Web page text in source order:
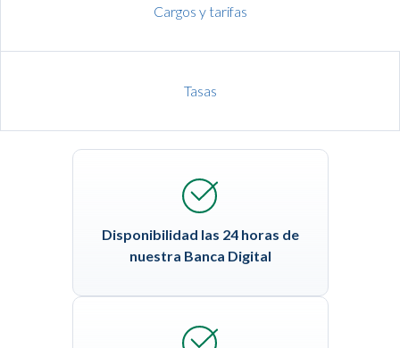
Cargos y tarifas
Tasas
Disponibilidad las 24 horas de
nuestra Banca Digital